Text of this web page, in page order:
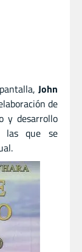
John
de
y desarrollo
las que se